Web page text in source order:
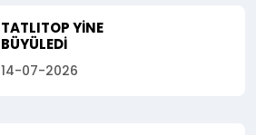
TATLITOP YİNE
BÜYÜLEDİ
14-07-2026